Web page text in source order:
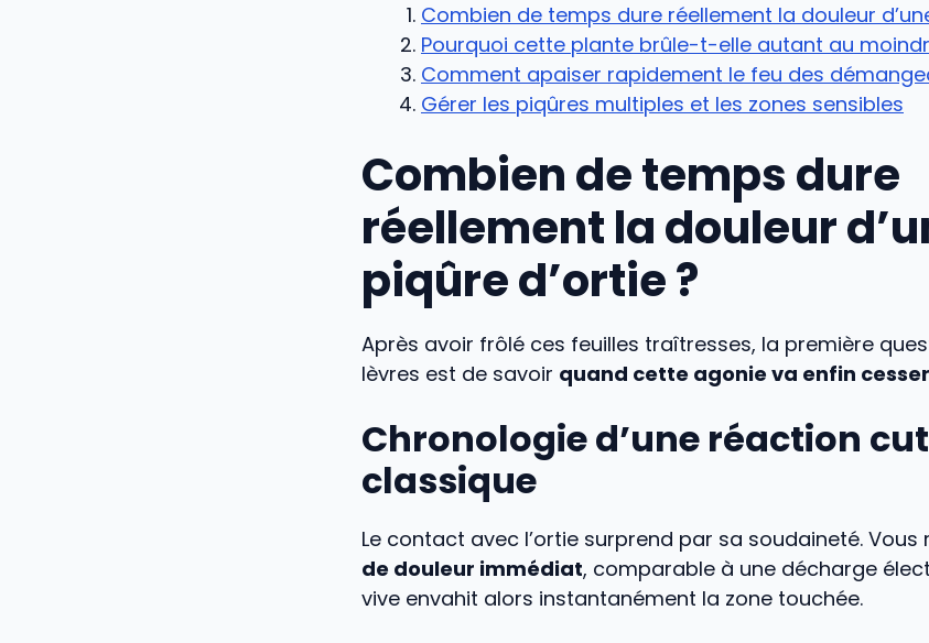
Combien de temps dure réellement la douleur
Pourquoi cette plante brûle-t-elle autant au
Comment apaiser rapidement le feu des
Gérer les piqûres multiples et les zones sensibles
Combien de temps dure
réellement la douleur
piqûre d’ortie ?
Après avoir frôlé ces feuilles traîtresses, la première
lèvres est de savoir quand cette agonie va enfin cesser
Chronologie d’une réaction
classique
Le contact avec l’ortie surprend par sa soudaineté. Vous
de douleur immédiat, comparable à une décharge
vive envahit alors instantanément la zone touchée.